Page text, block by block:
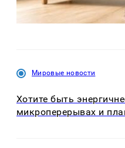
Мировые новости
Хотите быть
микроперерывах и